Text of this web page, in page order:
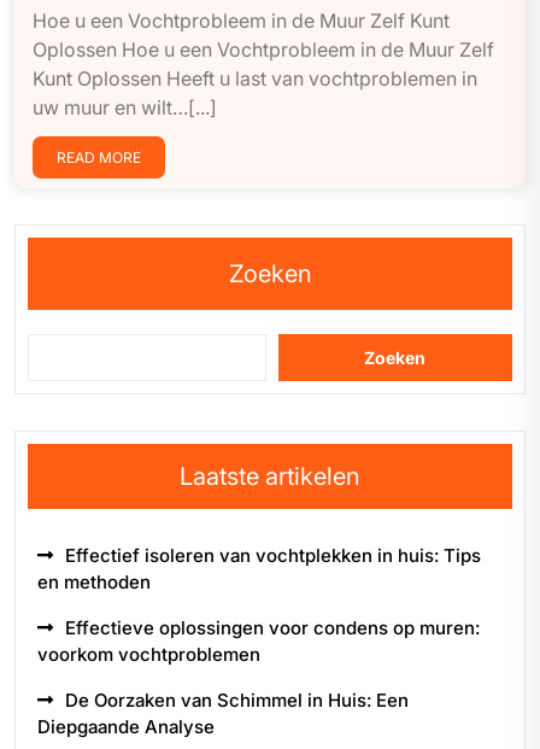
Hoe u een Vochtprobleem in de Muur Zelf Kunt
Oplossen Hoe u een Vochtprobleem in de Muur Zelf
Kunt Oplossen Heeft u last van vochtproblemen in
uw muur en wilt…[...]
READ MORE
Zoeken
Zoeken
Laatste artikelen
Effectief isoleren van vochtplekken in huis: Tips
en methoden
Effectieve oplossingen voor condens op muren:
voorkom vochtproblemen
De Oorzaken van Schimmel in Huis: Een
Diepgaande Analyse